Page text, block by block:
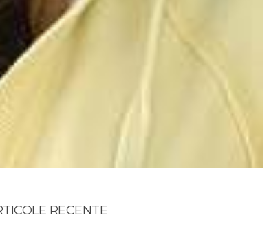
RECENTE